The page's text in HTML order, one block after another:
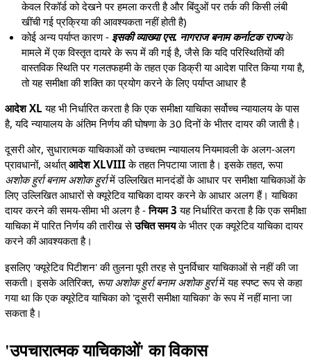
केवल रिकॉर्ड को देखने पर हमला करती है और बिंदुओं पर तर्क की किसी लंबी
खींची गई प्रक्रिया की आवश्यकता नहीं होती है)
कोई अन्य पर्याप्त कारण - इसकी व्याख्या एस. नागराज बनाम कर्नाटक राज्यके
मामले में एक विस्तृत दायरे के रूप में की गई है, जैसे कि यदि परिस्थितियों की
वास्तविक स्थिति पर गलतफहमी के तहत एक डिक्री या आदेश पारित किया गया है,
तो यह समीक्षा की शक्ति का प्रयोग करने के लिए पर्याप्त आधार है
आदेश XL यह भी निर्धारित करता है कि एक समीक्षा याचिका सर्वोच्च न्यायालय के पास
है, यदि न्यायालय के अंतिम निर्णय की घोषणा के 30 दिनों के भीतर दायर की जाती है।
दूसरी ओर, सुधारात्मक याचिकाओं को उच्चतम न्यायालय नियमावली के अलग-अलग
प्रावधानों, अर्थात्आदेश XLVIIIके तहत निपटाया जाता है। इसके तहत, रूपा
अशोक हुर्रा बनाम अशोक हुर्रामें उल्लिखित मानदंडों के आधार पर समीक्षा याचिकाओं के
लिए उल्लिखित आधारों से क्यूरेटिव याचिका दायर करने के आधार अलग हैं। याचिका
दायर करने की समय-सीमा भी अलग है -नियम 3 यह निर्धारित करता है कि एक समीक्षा
याचिका में पारित निर्णय की तारीख सेउचित समयके भीतर एक क्यूरेटिव याचिका दायर
करने की आवश्यकता है।
इसलिए 'क्यूरेटिव पिटीशन' की तुलना पूरी तरह से पुनर्विचार याचिकाओं से नहीं की जा
सकती। इसके अतिरिक्त, रूपा अशोक हुर्रा बनाम अशोक हुर्रामें यह स्पष्ट रूप से कहा
गया था कि एक क्यूरेटिव याचिका को 'दूसरी समीक्षा याचिका' के रूप में नहीं माना जा
सकता है।
'उपचारात्मक याचिकाओं' का विकास